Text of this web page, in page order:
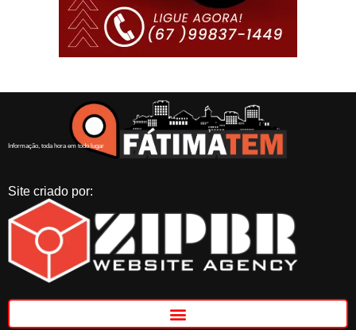
Informação, toda hora em todo lugar
Site criado por: